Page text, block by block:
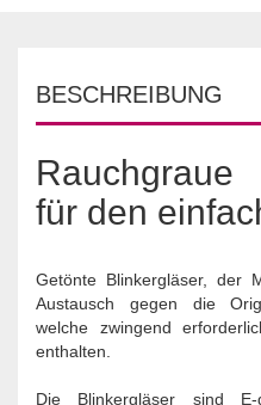
BESCHREIBUNG
für den
Getönte Blinkergläser, der
Austausch gegen die
welche zwingend
enthalten.
Die Blinkergläser sind